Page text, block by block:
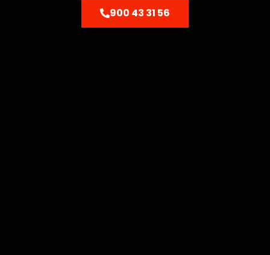
900 43 31 56